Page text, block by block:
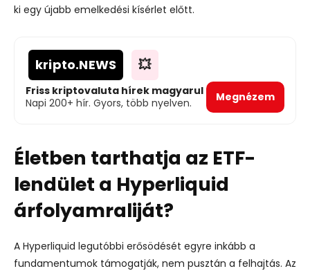
ki egy újabb emelkedési kísérlet előtt.
kripto.NEWS 💥
Friss kriptovaluta hírek magyarul
Napi 200+ hír. Gyors, több nyelven.
Megnézem
Életben tarthatja az ETF-
lendület a Hyperliquid
árfolyamraliját?
A Hyperliquid legutóbbi erősödését egyre inkább a
fundamentumok támogatják, nem pusztán a felhajtás. Az